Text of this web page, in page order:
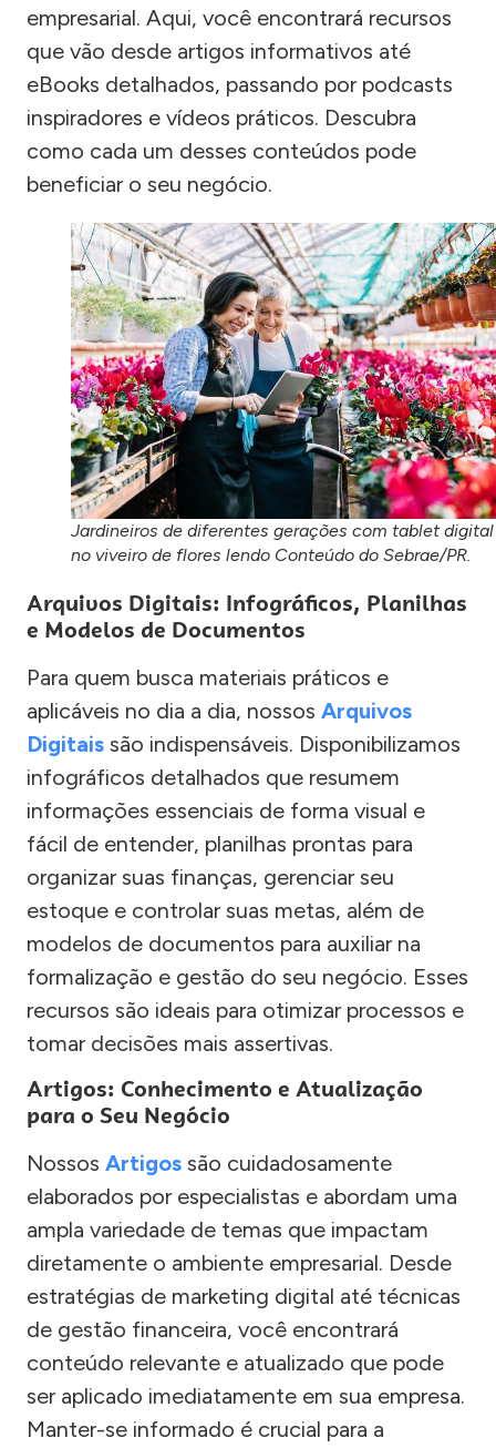
empresarial. Aqui, você encontrará recursos
que vão desde artigos informativos até
eBooks detalhados, passando por podcasts
inspiradores e vídeos práticos. Descubra
como cada um desses conteúdos pode
beneficiar o seu negócio.
Jardineiros de diferentes gerações com tablet digital
no viveiro de flores lendo Conteúdo do Sebrae/PR.
Arquivos Digitais: Infográficos, Planilhas
e Modelos de Documentos
Para quem busca materiais práticos e
aplicáveis no dia a dia, nossos Arquivos
Digitais são indispensáveis. Disponibilizamos
infográficos detalhados que resumem
informações essenciais de forma visual e
fácil de entender, planilhas prontas para
organizar suas finanças, gerenciar seu
estoque e controlar suas metas, além de
modelos de documentos para auxiliar na
formalização e gestão do seu negócio. Esses
recursos são ideais para otimizar processos e
tomar decisões mais assertivas.
Artigos: Conhecimento e Atualização
para o Seu Negócio
Nossos Artigos são cuidadosamente
elaborados por especialistas e abordam uma
ampla variedade de temas que impactam
diretamente o ambiente empresarial. Desde
estratégias de marketing digital até técnicas
de gestão financeira, você encontrará
conteúdo relevante e atualizado que pode
ser aplicado imediatamente em sua empresa.
Manter-se informado é crucial para a